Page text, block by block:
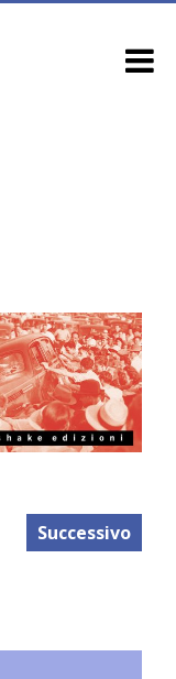
Successivo